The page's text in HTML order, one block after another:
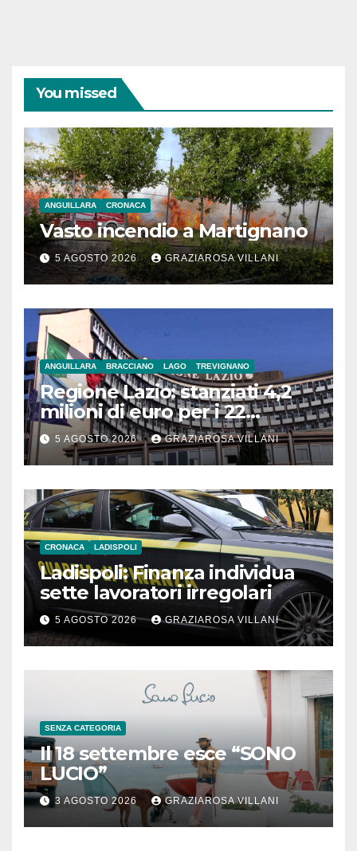
You missed
ANGUILLARA CRONACA
Vasto incendio a Martignano
5 AGOSTO 2026 GRAZIAROSA VILLANI
ANGUILLARA BRACCIANO LAGO TREVIGNANO
Regione Lazio: stanziati 4,2
milioni di euro per i 22
Comuni dell’Etruria
Meridionale
5 AGOSTO 2026 GRAZIAROSA VILLANI
CRONACA LADISPOLI
Ladispoli: Finanza individua
sette lavoratori irregolari
5 AGOSTO 2026 GRAZIAROSA VILLANI
SENZA CATEGORIA
Il 18 settembre esce “SONO
LUCIO”
3 AGOSTO 2026 GRAZIAROSA VILLANI